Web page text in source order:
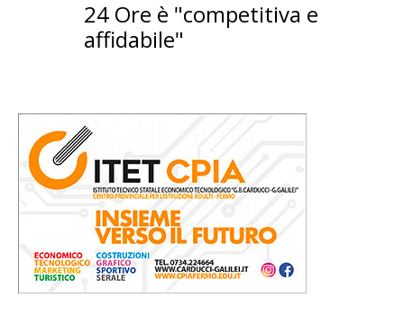
24 Ore è "competitiva e
affidabile"